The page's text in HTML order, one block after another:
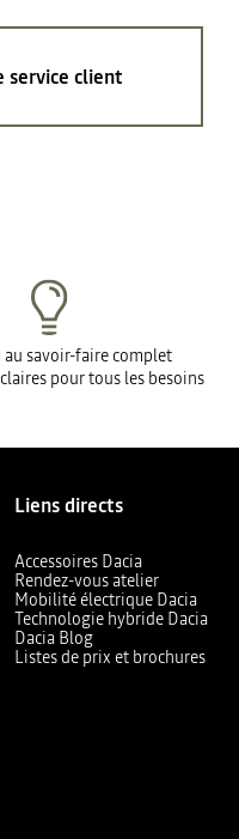
service client
au savoir-faire complet
pour tous les besoins
Liens directs
Accessoires Dacia
Rendez-vous atelier
Mobilité électrique Dacia
Technologie hybride Dacia
Dacia Blog
Listes de prix et brochures